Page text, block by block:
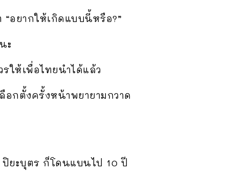
อยากให้เกิดแบบนี้หรือ?”
ะ
ให้เพื่อไทยนำได้แล้ว
อกตั้งครั้งหน้าพยายามกวาด
ยะบุตร ก็โดนแบนไป 10 ปี